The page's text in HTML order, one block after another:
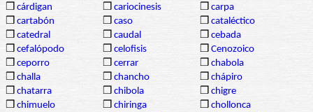
❒ cárdigan ❒ cariocinesis ❒ carpa
❒ cartabón ❒ caso ❒ cataléctico
❒ catedral ❒ caudal ❒ cebada
❒ cefalópodo ❒ celofisis ❒ Cenozoico
❒ ceporro ❒ cerrar ❒ chabola
❒ challa ❒ chancho ❒ chápiro
❒ chatarra ❒ chibola ❒ chigre
❒ chimuelo ❒ chiringa ❒ chollonca